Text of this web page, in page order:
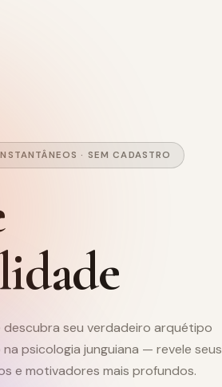
· SEM CADASTRO
descubra seu verdadeiro arquétipo
psicologia junguiana — revele seus
e motivadores mais profundos.